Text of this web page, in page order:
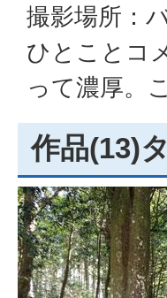
撮影場所：
ひとことコ
って濃厚。
作品(13)